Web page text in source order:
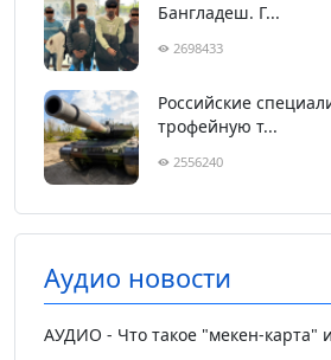
Бангладеш. Г...
2698433
Российские
трофейную т...
2556240
Аудио новости
АУДИО - Что такое "мекен-карта"